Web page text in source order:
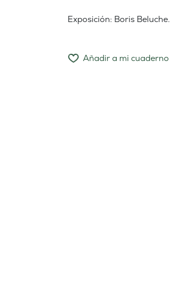
Exposición: Boris Beluche.
Añadir a mi cuaderno